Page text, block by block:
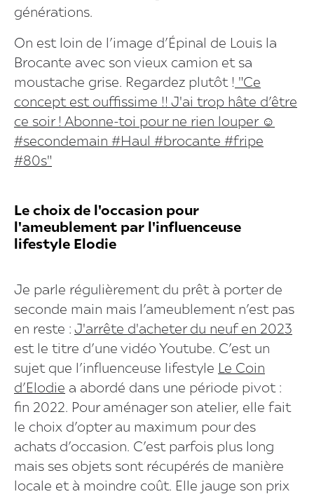
générations.
On est loin de l’image d’Épinal de Louis la
Brocante avec son vieux camion et sa
moustache grise. Regardez plutôt ! "Ce
concept est ouffissime !! J'ai trop hâte d’être
ce soir ! Abonne-toi pour ne rien louper ☺️
#secondemain #Haul #brocante #fripe
#80s"
Le choix de l'occasion pour
l'ameublement par l'influenceuse
lifestyle Elodie
Je parle régulièrement du prêt à porter de
seconde main mais l’ameublement n’est pas
en reste : J'arrête d'acheter du neuf en 2023
est le titre d’une vidéo Youtube. C’est un
sujet que l’influenceuse lifestyle
Le Coin
d’Elodie a abordé dans une période pivot :
fin 2022. Pour aménager son atelier, elle fait
le choix d’opter au maximum pour des
achats d’occasion. C’est parfois plus long
mais ses objets sont récupérés de manière
locale et à moindre coût. Elle jauge son prix